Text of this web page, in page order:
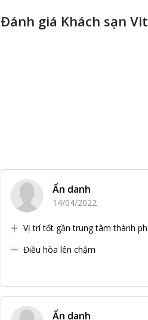
Đánh giá Khách sạn
Ẩn danh
14/04/2022
Vị trí tốt gần trung tâm thành
Điều hòa lên chậm
Ẩn danh